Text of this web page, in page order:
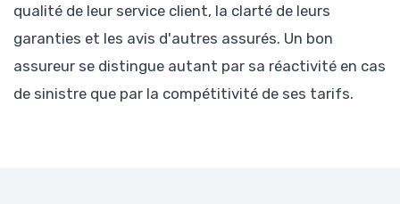
qualité de leur service client, la clarté de leurs
garanties et les avis d'autres assurés. Un bon
assureur se distingue autant par sa réactivité en cas
de sinistre que par la compétitivité de ses tarifs.